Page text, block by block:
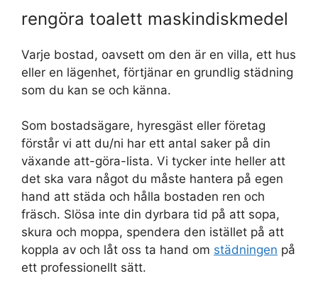
rengöra toalett maskindiskmedel
Varje bostad, oavsett om den är en villa, ett hus
eller en lägenhet, förtjänar en grundlig städning
som du kan se och känna.
Som bostadsägare, hyresgäst eller företag
förstår vi att du/ni har ett antal saker på din
växande att-göra-lista. Vi tycker inte heller att
det ska vara något du måste hantera på egen
hand att städa och hålla bostaden ren och
fräsch. Slösa inte din dyrbara tid på att sopa,
skura och moppa, spendera den istället på att
koppla av och låt oss ta hand om städningen på
ett professionellt sätt.